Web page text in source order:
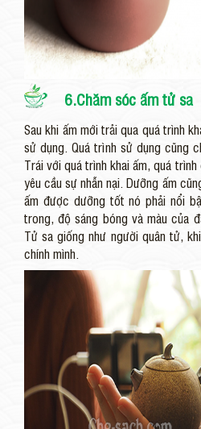
6.Chăm sóc ấm tử sa
Sau khi ấm mới trải qua quá trình
sử dụng. Quá trình sử dụng cũng
Trái với quá trình khai ấm, quá
yêu cầu sự nhẫn nại. Dưỡng ấm
ấm được dưỡng tốt nó phải nổi
trong, độ sáng bóng và màu của
Tử sa giống như người quân tử,
chính mình.